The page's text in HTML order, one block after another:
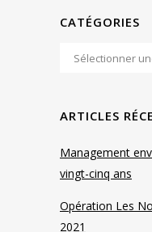
CATÉGORIES
ARTICLES
Management
vingt-cinq ans
Opération Les
2021